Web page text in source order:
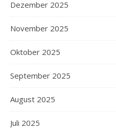
Dezember 2025
November 2025
Oktober 2025
September 2025
August 2025
Juli 2025